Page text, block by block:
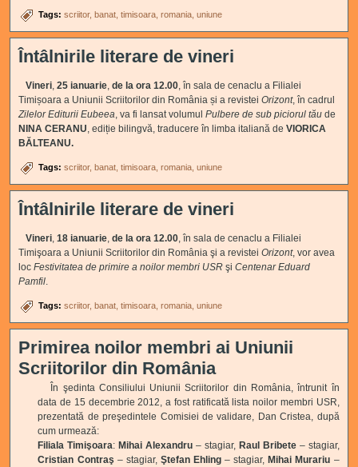
Tags:scriitor banat timisoara romania uniune
Întâlnirile literare de vineri
Vineri,25 ianuarie,de la ora 12.00, în sala de cenaclu a Filialei
Timișoara a Uniunii Scriitorilor din România și a revisteiOrizont, în cadrul
Zilelor Editurii Eubeea, va fi lansat volumulPulbere de sub piciorul tău de
NINA CERANU, ediție bilingvă, traducere în limba italiană de VIORICA
BĂLTEANU.
Tags:scriitor banat timisoara romania uniune
Întâlnirile literare de vineri
Vineri,18 ianuarie,de la ora 12.00, în sala de cenaclu a Filialei
Timişoara a Uniunii Scriitorilor din România şi a revisteiOrizont, vor avea
loc Festivitatea de primire a noilor membri USR şiCentenar Eduard
Pamfil.
Tags:scriitor banat timisoara romania uniune
Primirea noilor membri ai Uniunii
Scriitorilor din România
În şedinta Consiliului Uniunii Scriitorilor din România, întrunit în
data de 15 decembrie 2012, a fost ratificată lista noilor membri USR,
prezentată de preşedintele Comisiei de validare, Dan Cristea, după
cum urmează:
Filiala Timişoara: Mihai Alexandru – stagiar, Raul Bribete– stagiar,
Cristian Contraş – stagiar, Ştefan Ehling – stagiar, Mihai Murariu –